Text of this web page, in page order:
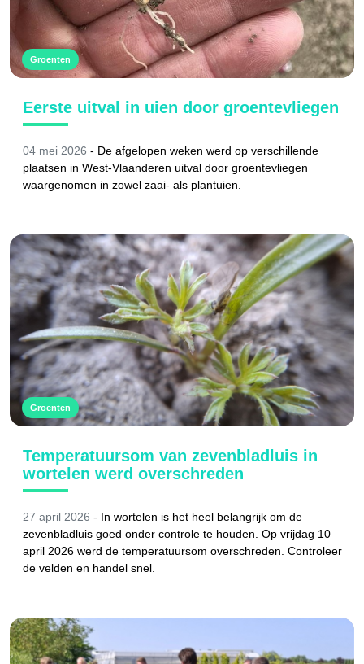
Groenten
Eerste uitval in uien door groentevliegen
04 mei 2026 - De afgelopen weken werd op verschillende
plaatsen in West-Vlaanderen uitval door groentevliegen
waargenomen in zowel zaai- als plantuien.
Groenten
Temperatuursom van zevenbladluis in
wortelen werd overschreden
27 april 2026 - In wortelen is het heel belangrijk om de
zevenbladluis goed onder controle te houden. Op vrijdag 10
april 2026 werd de temperatuursom overschreden. Controleer
de velden en handel snel.